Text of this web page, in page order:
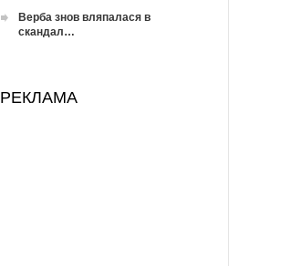
Верба знов вляпалася в
скандал…
РЕКЛАМА